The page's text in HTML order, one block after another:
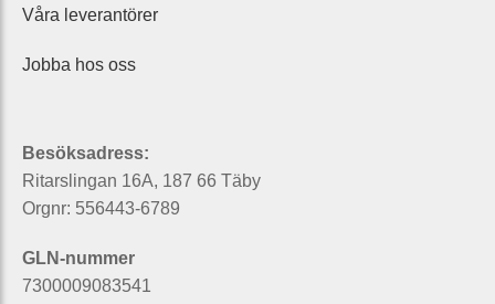
Våra leverantörer
Jobba hos oss
Besöksadress:
Ritarslingan 16A, 187 66 Täby
Orgnr: 556443-6789
GLN-nummer
7300009083541